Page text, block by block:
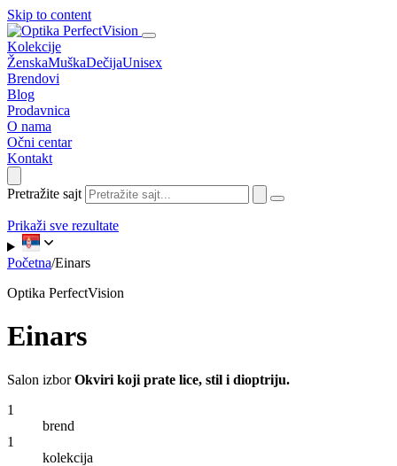
Skip to content
Kolekcije
ŽenskaMuškaDečijaUnisex
Brendovi
Blog
Prodavnica
O nama
Očni centar
Kontakt
Pretražite sajt
Prikaži sve rezultate
Početna/Einars
Optika PerfectVision
Einars
Salon izbor Okviri koji prate lice, stil i dioptriju.
1
brend
1
kolekcija